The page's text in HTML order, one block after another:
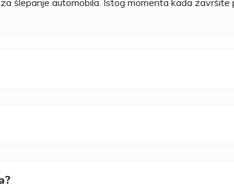
šlepanje automobila. Istog momenta kada